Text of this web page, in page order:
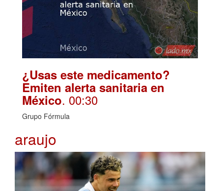
¿Usas este medicamento?
Emiten alerta sanitaria en
México. 00:30
Grupo Fórmula
araujo